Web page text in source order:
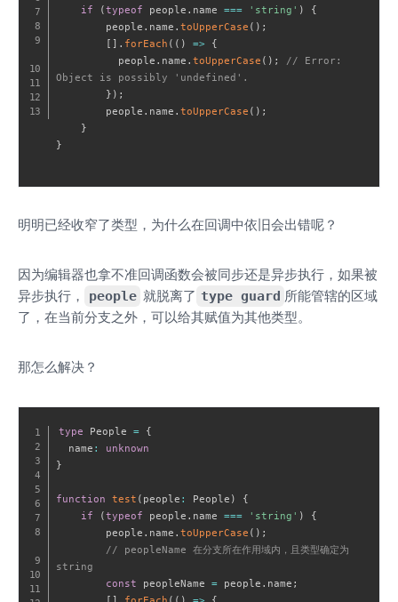
if
(typeof people . name === 'string' )
{
        people
. name . toUpperCase ( ) ;
[ ] . forEach ( ( ) =>
{
          people
. name . toUpperCase ( ) ;
// Error:
Object is possibly 'undefined'.
} ) ;
        people
. name . toUpperCase ( ) ;
}
}
明明已经收窄了类型，为什么在回调中依旧会出错呢？
因为编辑器也拿不准回调函数会被同步还是异步执行，如果被
异步执行，
people 就脱离了 type guard 所能管辖的区域
了，在当前分支之外，可以给其赋值为其他类型。
那怎么解决？
type People =
{
  name
:
unknown
}
function test ( people : People )
{
if
(typeof people . name === 'string' )
{
        people
. name . toUpperCase ( ) ;
// peopleName 在分支所在作用域内，且类型确定为
string
const peopleName = people . name ;